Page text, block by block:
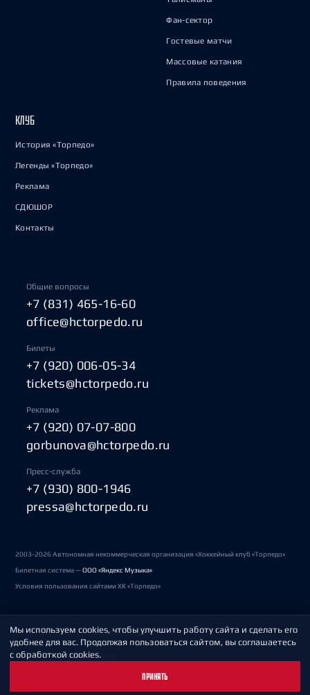
Фан-сектор
Гостевые матчи
Массовые катания
Правила поведения
КЛУБ
История «Торпедо»
Легенды «Торпедо»
Реклама
СДЮШОР
Контакты
Общие вопросы
+7 (831) 465-16-60
office@hctorpedo.ru
Билеты
+7 (920) 006-05-34
tickets@hctorpedo.ru
Реклама
+7 (920) 07-07-800
gorbunova@hctorpedo.ru
Пресс-служба
+7 (930) 800-1946
pressa@hctorpedo.ru
2003-2026 Автономная некоммерческая организация «Хоккейный клуб «Торпедо»
Билетная система —ООО «Яндекс Музыка»
Условия пользования сайтами ХК «Торпедо»
Политика обработки персональных данных
Пользовательское соглашение
Мы используем cookies, чтобы улучшить работу сайта и сделать его
удобнее для вас. Продолжая пользоваться сайтом, вы соглашаетесь
с обработкой cookies.
ПРИНЯТЬ